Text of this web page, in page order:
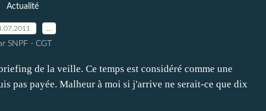
Actualité
SNPF - CGT
de la veille. Ce temps est considéré comme une
pas payée. Malheur à moi si j'arrive ne serait-ce que dix